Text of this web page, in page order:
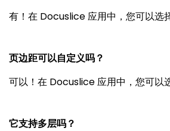
有！在 Docuslice 应用中，您可以选
页边距可以自定义吗？
可以！在 Docuslice 应用中，您可以
它支持多层吗？